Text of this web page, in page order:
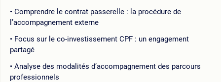
Comprendre le contrat passerelle : la procédure de
l’accompagnement externe
Focus sur le co-investissement CPF : un engagement
partagé
Analyse des modalités d’accompagnement des parcours
professionnels